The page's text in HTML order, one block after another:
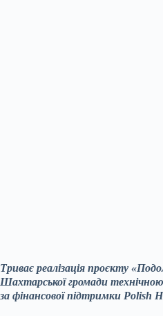
Триває реалізація проєкту
Шахтарської громади
за фінансової підтримки Polish